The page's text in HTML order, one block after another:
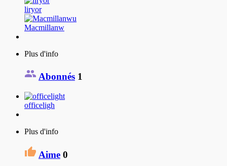
liryor
Macmillanw
Plus d'info
Abonnés 1
officeligh
Plus d'info
Aime 0